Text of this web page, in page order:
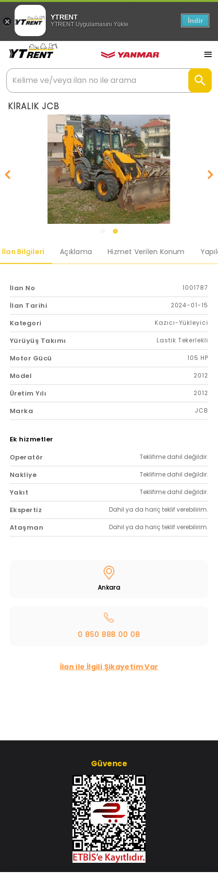
YTRENT
YTRENT Uygulamasını Yükle İndir
KİRALIK JCB
İlan Bilgileri Açıklama Hizmet Verilen Konum
İlan No 1001787
İlan Tarihi 2024-01-15
Kategori Kazıcı-Yükleyici
Yürüyüş Takımı Lastik Tekerlekli
Motor Gücü 105 HP
Model 2012
Üretim Yılı 2012
Marka JCB
Ek hizmetler
Operatör
Teklifime dahil değildir.
Nakliye Teklifime dahil değildir.
Yakıt Teklifime dahil değildir.
Ekspertiz Dahil ya da hariç teklif verebilirim.
Ataşman Dahil ya da hariç teklif verebilirim.
Ankara
0 850 888 00 08
İlan ile İlgili Şikayetim Var
Güvence